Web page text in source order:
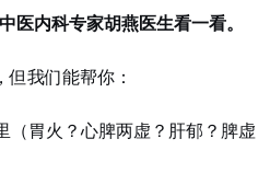
医内科专家胡燕医生看一看。
但我们能帮你：
（胃火？心脾两虚？肝郁？脾虚